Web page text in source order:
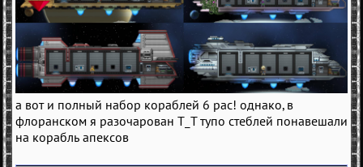
а вот и полный набор кораблей 6 рас! однако, в
флоранском я разочарован Т_Т тупо стеблей понавешали
на корабль апексов